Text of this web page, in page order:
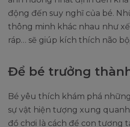
động đến suy nghĩ của bé.
thông minh khác nhau như
ráp… sẽ giúp kích thích não
Để bé trưởng
Bé yêu thích khám phá
sự vật hiện tượng xung
đồ chơi là cách để con tương